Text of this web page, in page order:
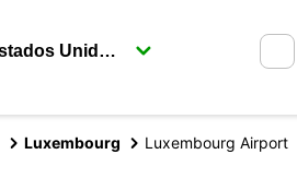
Luxembourg Luxembourg Airport